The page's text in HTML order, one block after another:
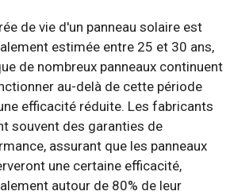
de vie d'un panneau solaire est
estimée entre 25 et 30 ans,
de nombreux panneaux continuent
au-delà de cette période
efficacité réduite. Les fabricants
souvent des garanties de
assurant que les panneaux
une certaine efficacité,
autour de 80% de leur